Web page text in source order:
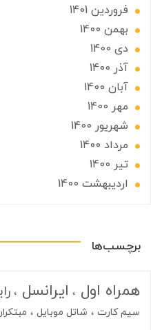
فروردین 1401
بهمن 1400
دی 1400
آذر 1400
آبان 1400
مهر 1400
شهریور 1400
مرداد 1400
تير 1400
ارديبهشت 1400
برچسب‌ها
همراه اول ایرانسل
سیم کارت
شاتل موبایل